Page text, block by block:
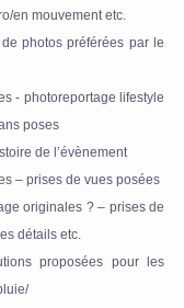
en mouvement etc.
photos préférées par le
poses
de l’évènement
– prises de vues posées
détails etc.
proposées pour les